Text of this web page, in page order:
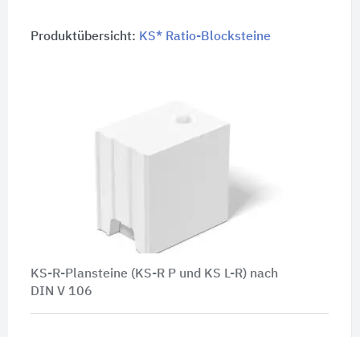
Produktübersicht: KS* Ratio-Blocksteine
KS-R-Plansteine (KS-R P und KS L-R) nach
DIN V 106